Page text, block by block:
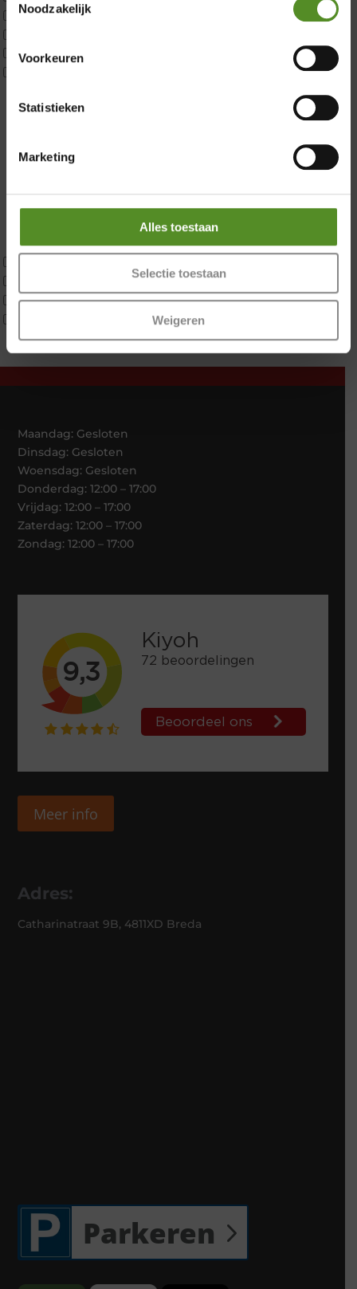
Noodzakelijk
Voorkeuren
Statistieken
Marketing
Alles toestaan
Selectie toestaan
Weigeren
P650 1 pers
P650 Twijfelaar
1 persoon
Twijfelaar
Koudschuim
Traagschuim
Tweepersoons 1 kern product
Tweepersoons 2 kernen
Webshop Only Collectie
Maandag: Gesloten
Dinsdag: Gesloten
Woensdag: Gesloten
Donderdag: 12:00 – 17:00
Vrijdag: 12:00 – 17:00
Zaterdag: 12:00 – 17:00
Zondag: 12:00 – 17:00
Meer info
Adres:
Catharinatraat 9B, 4811XD Breda
Parkeren
Donderdag 12:00 – 17:00
Zaterdag 12:00 – 17:00